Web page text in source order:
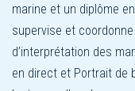
marine et un diplôme
supervise et
d’interprétation des
en direct et Portrait de